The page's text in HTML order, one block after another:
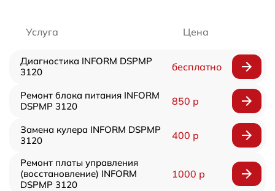
Услуга Цена
Диагностика INFORM DSPMP
3120
бесплатно
Ремонт блока питания INFORM
DSPMP 3120
850 р
Замена кулера INFORM DSPMP
3120
400 р
Ремонт платы управления
(восстановление) INFORM
DSPMP 3120
1000 р